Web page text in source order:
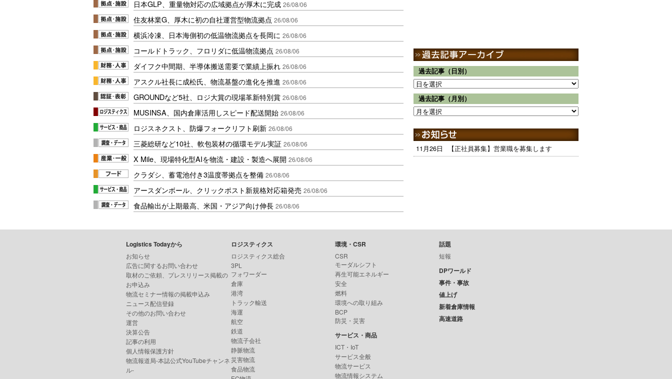
日本GLP、重量物対応の広域拠点が厚木に完成 26/08/06
住友林業G、厚木に初の自社運営型物流拠点 26/08/06
横浜冷凍、日本海側初の低温物流拠点を長岡に 26/08/06
コールドトラック、フロリダに低温物流拠点 26/08/06
ダイフク中間期、半導体搬送需要で業績上振れ 26/08/06
アスクル社長に成松氏、物流基盤の進化を推進 26/08/06
GROUNDなど5社、ロジ大賞の現場革新特別賞 26/08/06
MUSINSA、国内倉庫活用しスピード配送開始 26/08/06
ロジスネクスト、防爆フォークリフト刷新 26/08/06
三菱総研など10社、軟包装材の循環モデル実証 26/08/06
X Mile、現場特化型AIを物流・建設・製造へ展開 26/08/06
クラダシ、蓄電池付き3温度帯拠点を整備 26/08/06
アースダンボール、クリックポスト新規格対応箱発売 26/08/06
食品輸出が上期最高、米国・アジア向け伸長 26/08/06
過去記事（日別）
過去記事（月別）
11月26日 【正社員募集】営業職を募集します
Logistics Todayから
お知らせ
広告に関するお問い合わせ
取材のご依頼、プレスリリース掲載の
お申込み
物流セミナー情報の掲載申込み
ニュース配信登録
その他のお問い合わせ
運営
決算公告
記事の利用
個人情報保護方針
物流報道局-本誌公式YouTubeチャンネ
ル-
ロジスティクス
ロジスティクス総合
3PL
フォワーダー
倉庫
港湾
トラック輸送
海運
航空
鉄道
物流子会社
静脈物流
災害物流
食品物流
環境・CSR
CSR
モーダルシフト
再生可能エネルギー
安全
燃料
環境への取り組み
BCP
防災・災害
サービス・商品
ICT・IoT
サービス全般
物流サービス
物流情報システム
話題
短報
DPワールド
事件・事故
値上げ
新着倉庫情報
高速道路